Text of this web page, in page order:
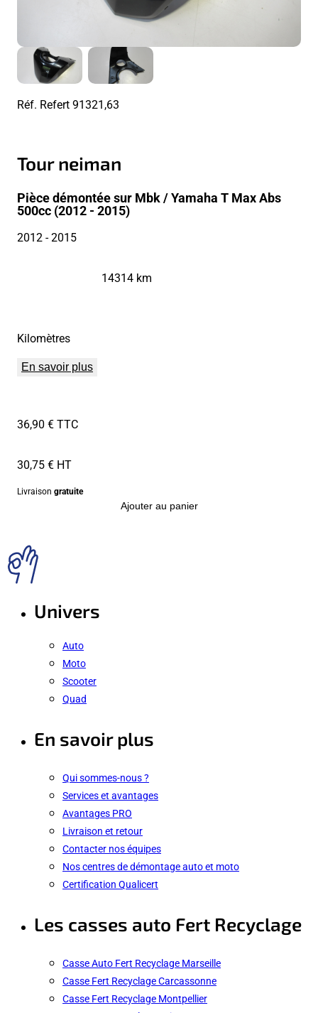
Réf. Refert91321,63
Tour neiman
Pièce démontée sur Mbk / Yamaha T Max Abs
500cc (2012 - 2015)
2012 - 2015
Kilomètres
14314 km
En savoir plus
36,90 € TTC
30,75 € HT
Livraison gratuite
Ajouter au panier
Univers
Auto
Moto
Scooter
Quad
En savoir plus
Qui sommes-nous ?
Services et avantages
Avantages PRO
Livraison et retour
Contacter nos équipes
Nos centres de démontage auto et moto
Certification Qualicert
Les casses auto Fert Recyclage
Casse Auto Fert Recyclage Marseille
Casse Fert Recyclage Carcassonne
Casse Fert Recyclage Montpellier